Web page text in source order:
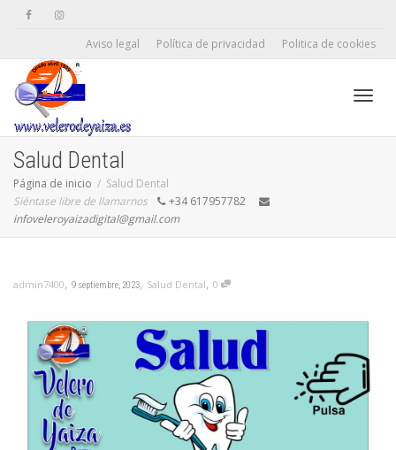
Aviso legal Política de privacidad Politica de cookies
Salud Dental
Página de inicio
Salud Dental
Siéntase libre de llamarnos
+34 617957782
infoveleroyaizadigital@gmail.com
admin7400, 9 septiembre, 2023, Salud Dental, 0